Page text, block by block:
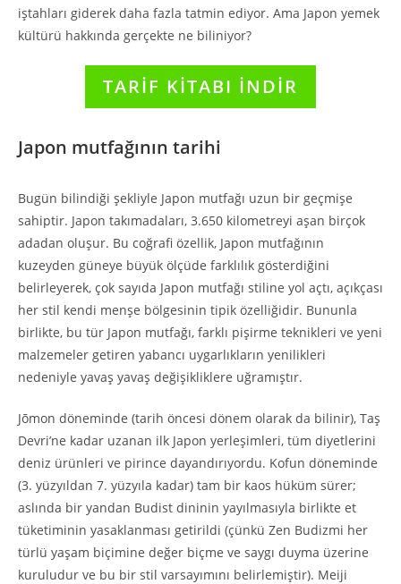
iştahları giderek daha fazla tatmin ediyor. Ama Japon yemek
kültürü hakkında gerçekte ne biliniyor?
TARİF KİTABI İNDİR
Japon mutfağının tarihi
Bugün bilindiği şekliyle Japon mutfağı uzun bir geçmişe
sahiptir. Japon takımadaları, 3.650 kilometreyi aşan birçok
adadan oluşur. Bu coğrafi özellik, Japon mutfağının
kuzeyden güneye büyük ölçüde farklılık gösterdiğini
belirleyerek, çok sayıda Japon mutfağı stiline yol açtı, açıkçası
her stil kendi menşe bölgesinin tipik özelliğidir. Bununla
birlikte, bu tür Japon mutfağı, farklı pişirme teknikleri ve yeni
malzemeler getiren yabancı uygarlıkların yenilikleri
nedeniyle yavaş yavaş değişikliklere uğramıştır.
Jōmon döneminde (tarih öncesi dönem olarak da bilinir), Taş
Devri’ne kadar uzanan ilk Japon yerleşimleri, tüm diyetlerini
deniz ürünleri ve pirince dayandırıyordu. Kofun döneminde
(3. yüzyıldan 7. yüzyıla kadar) tam bir kaos hüküm sürer;
aslında bir yandan Budist dininin yayılmasıyla birlikte et
tüketiminin yasaklanması getirildi (çünkü Zen Budizmi her
türlü yaşam biçimine değer biçme ve saygı duyma üzerine
kuruludur ve bu bir stil varsayımını belirlemiştir). Meiji